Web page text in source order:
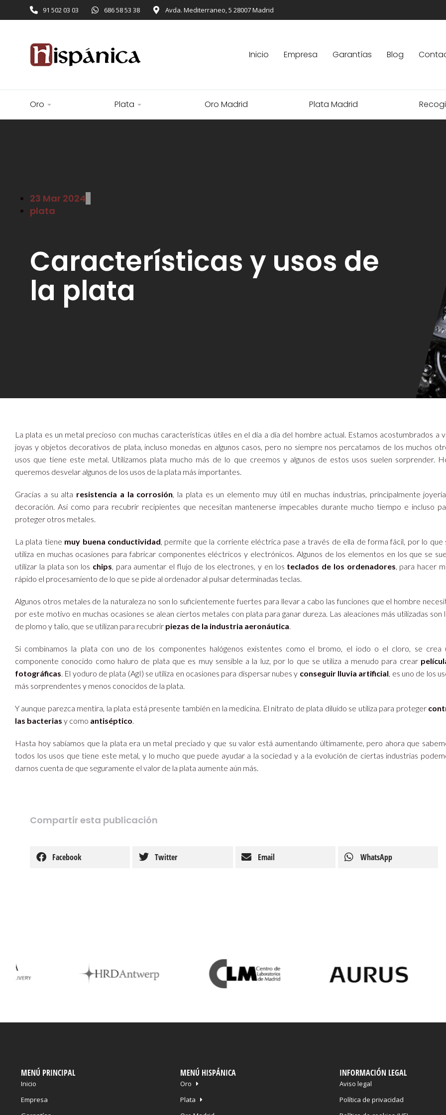
91 502 03 03 686 58 53 38 Avda. Mediterraneo, 5 28007 Madrid
Inicio Empresa Garantías Blog
Oro Plata Oro Madrid Plata Madrid
23 Mar 2024
plata
Características y usos de
la plata
La plata es un metal precioso con muchas características útiles en el día a día del hombre actual. Estamos acostumbrados a
joyas y objetos decorativos de plata, incluso monedas en algunos casos, pero no siempre nos percatamos de los muchos
usos que tiene este metal. Utilizamos plata mucho más de lo que creemos y algunos de estos usos suelen sorprender.
queremos desvelar algunos de los usos de la plata más importantes.
Gracias a su alta resistencia a la corrosión, la plata es un elemento muy útil en muchas industrias, principalmente
decoración. Así como para recubrir recipientes que necesitan mantenerse impecables durante mucho tiempo e incluso
proteger otros metales.
La plata tiene muy buena conductividad, permite que la corriente eléctrica pase a través de ella de forma fácil, por lo que
utiliza en muchas ocasiones para fabricar componentes eléctricos y electrónicos. Algunos de los elementos en los que se
utilizar la plata son los chips, para aumentar el flujo de los electrones, y en los teclados de los ordenadores, para hacer
rápido el procesamiento de lo que se pide al ordenador al pulsar determinadas teclas.
Algunos otros metales de la naturaleza no son lo suficientemente fuertes para llevar a cabo las funciones que el hombre
por este motivo en muchas ocasiones se alean ciertos metales con plata para ganar dureza. Las aleaciones más utilizadas son
de plomo y talio, que se utilizan para recubrir piezas de la industria aeronáutica.
Si combinamos la plata con uno de los componentes halógenos existentes como el bromo, el iodo o el cloro, se crea
componente conocido como haluro de plata que es muy sensible a la luz, por lo que se utiliza a menudo para crear
fotográficas. El yoduro de plata (AgI) se utiliza en ocasiones para dispersar nubes y conseguir lluvia artificial, es uno de los
más sorprendentes y menos conocidos de la plata.
Y aunque parezca mentira, la plata está presente también en la medicina. El nitrato de plata diluido se utiliza para proteger
las bacterias y como antiséptico.
Hasta hoy sabíamos que la plata era un metal preciado y que su valor está aumentando últimamente, pero ahora que
todos los usos que tiene este metal, y lo mucho que puede ayudar a la sociedad y a la evolución de ciertas industrias
darnos cuenta de que seguramente el valor de la plata aumente aún más.
Compartir esta publicación
Facebook Twitter Email WhatsApp
MENÚ PRINCIPAL
Inicio
Empresa
MENÚ HISPÁNICA
Oro
Plata
INFORMACIÓN LEGAL
Aviso legal
Política de privacidad